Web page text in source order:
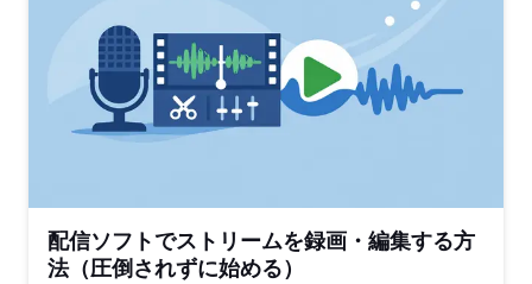
配信ソフトでストリームを録画・編集する方
法（圧倒されずに始める）